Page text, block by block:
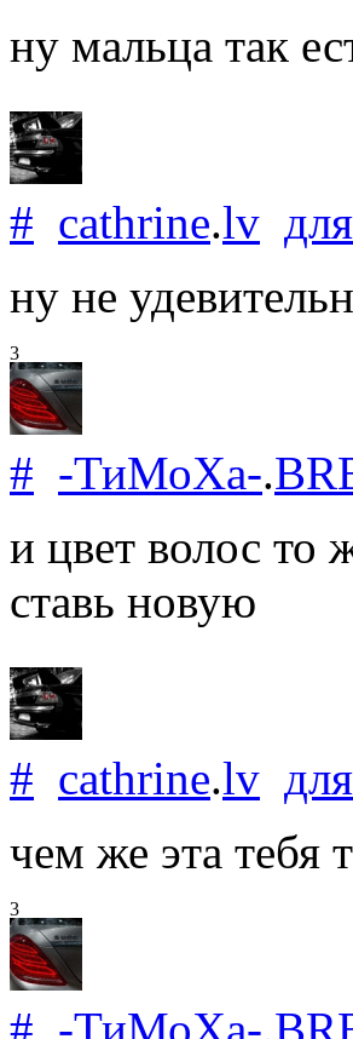
ну мальца так
# cathrine.lv для
ну не
3
# -ТиМоХа-.
и цвет волос то
ставь новую
# cathrine.lv для
чем же эта тебя
3